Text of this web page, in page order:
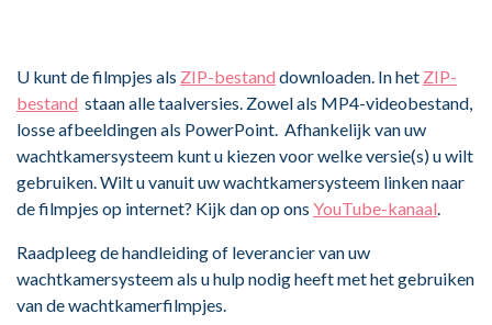
U kunt de filmpjes als ZIP-bestand downloaden. In het ZIP-
bestand staan alle taalversies. Zowel als MP4-videobestand,
losse afbeeldingen als PowerPoint. Afhankelijk van uw
wachtkamersysteem kunt u kiezen voor welke versie(s) u wilt
gebruiken. Wilt u vanuit uw wachtkamersysteem linken naar
de filmpjes op internet? Kijk dan op ons YouTube-kanaal.
Raadpleeg de handleiding of leverancier van uw
wachtkamersysteem als u hulp nodig heeft met het gebruiken
van de wachtkamerfilmpjes.